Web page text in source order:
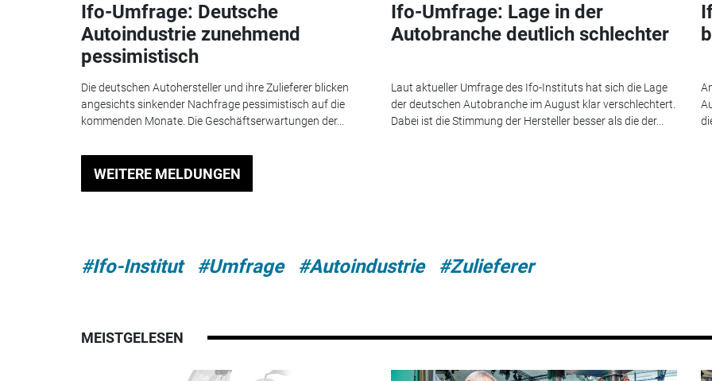
Ifo-Umfrage: Deutsche
Autoindustrie zunehmend
pessimistisch
Die deutschen Autohersteller und ihre Zulieferer blicken
angesichts sinkender Nachfrage pessimistisch auf die
kommenden Monate. Die Geschäftserwartungen der...
Ifo-Umfrage: Lage in der
Autobranche deutlich schlechter
Laut aktueller Umfrage des Ifo-Instituts hat sich die Lage
der deutschen Autobranche im August klar verschlechtert.
Dabei ist die Stimmung der Hersteller besser als die der...
WEITERE MELDUNGEN
#Ifo-Institut #Umfrage #Autoindustrie #Zulieferer
MEISTGELESEN